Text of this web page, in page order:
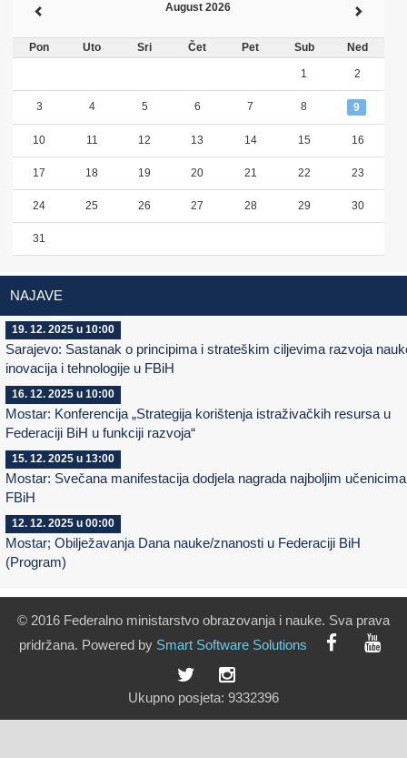
August 2026
Pon Uto Sri Čet Pet Sub Ned
1 2
3 4 5 6 7 8 9
10 11 12 13 14 15 16
17 18 19 20 21 22 23
24 25 26 27 28 29 30
31
NAJAVE
19. 12. 2025 u 10:00
Sarajevo: Sastanak o principima i strateškim ciljevima razvoja
inovacija i tehnologije u FBiH
16. 12. 2025 u 10:00
Mostar: Konferencija „Strategija korištenja istraživačkih resursa u
Federaciji BiH u funkciji razvoja“
15. 12. 2025 u 13:00
Mostar: Svečana manifestacija dodjela nagrada najboljim
FBiH
12. 12. 2025 u 00:00
Mostar; Obilježavanja Dana nauke/znanosti u Federaciji BiH
(Program)
© 2016 Federalno ministarstvo obrazovanja i nauke. Sva prava
pridržana. Powered by Smart Software Solutions
Ukupno posjeta: 9332396